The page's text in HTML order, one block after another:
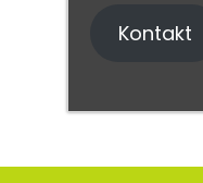
Kontakt